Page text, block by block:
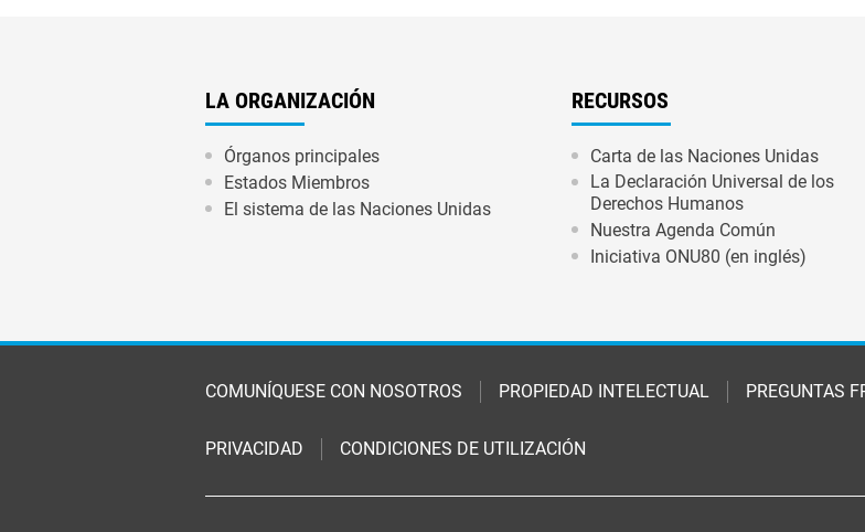
LA ORGANIZACIÓN
Órganos principales
Estados Miembros
El sistema de las Naciones Unidas
RECURSOS
Carta de las Naciones Unidas
La Declaración Universal de los
Derechos Humanos
Nuestra Agenda Común
Iniciativa ONU80 (en inglés)
Footer
COMUNÍQUESE CON NOSOTROS PROPIEDAD INTELECTUAL PREGUNTAS
PRIVACIDAD CONDICIONES DE UTILIZACIÓN